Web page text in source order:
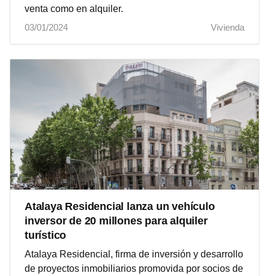
venta como en alquiler.
03/01/2024
Vivienda
Atalaya Residencial lanza un vehículo
inversor de 20 millones para alquiler
turístico
Atalaya Residencial, firma de inversión y desarrollo
de proyectos inmobiliarios promovida por socios de